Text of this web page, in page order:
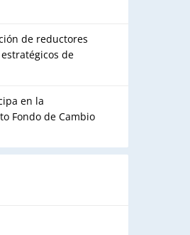
de reductores
de
en la
Fondo de Cambio